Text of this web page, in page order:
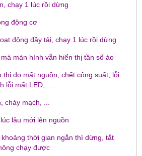
chạy 1 lúc rồi dừng
động cơ
động đầy tải, chạy 1 lúc rồi dừng
màn hình vẫn hiển thị tần số ảo
thị do mất nguồn, chết công suất, lỗi
lỗi mất LED, ...
cháy mạch, ...
lâu mới lên nguồn
thời gian ngắn thì dừng, tắt
chạy được